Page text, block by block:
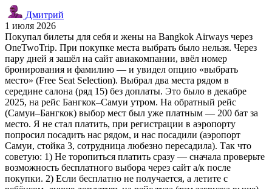
Дмитрий
1 июля 2026
Покупал билеты для себя и жены на Bangkok Airways через
OneTwoTrip. При покупке места выбрать было нельзя. Через
пару дней я зашёл на сайт авиакомпании, ввёл номер
бронирования и фамилию — и увидел опцию «выбрать
место» (Free Seat Selection). Выбрал два места рядом в
середине салона (ряд 15) без доплаты. Это было в декабре
2025, на рейс Бангкок–Самуи утром. На обратный рейс
(Самуи–Бангкок) выбор мест был уже платным — 200 бат за
место. Я не стал платить, при регистрации в аэропорту
попросил посадить нас рядом, и нас посадили (аэропорт
Самуи, стойка 3, сотрудница любезно пересадила). Так что
советую: 1) Не торопиться платить сразу — сначала проверьте
возможность бесплатного выбора через сайт а/к после
покупки. 2) Если бесплатно не получается, а летите с